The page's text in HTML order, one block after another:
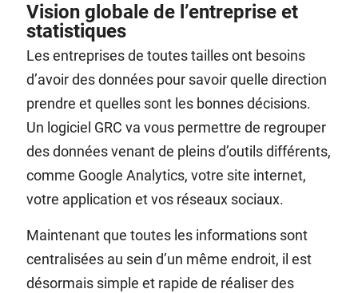
Vision globale de l’entreprise et
statistiques
Les entreprises de toutes tailles ont besoins
d’avoir des données pour savoir quelle direction
prendre et quelles sont les bonnes décisions.
Un logiciel GRC va vous permettre de regrouper
des données venant de pleins d’outils différents,
comme Google Analytics, votre site internet,
votre application et vos réseaux sociaux.
Maintenant que toutes les informations sont
centralisées au sein d’un même endroit, il est
désormais simple et rapide de réaliser des